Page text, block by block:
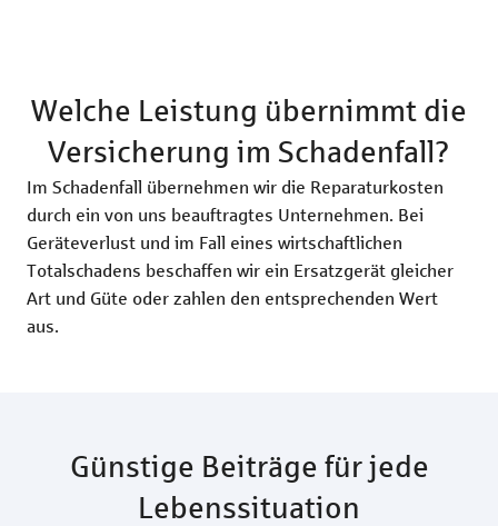
Welche Leistung übernimmt die
Versicherung im Schadenfall?
Im Schadenfall übernehmen wir die Reparaturkosten
durch ein von uns beauftragtes Unternehmen. Bei
Geräteverlust und im Fall eines wirtschaftlichen
Totalschadens beschaffen wir ein Ersatzgerät gleicher
Art und Güte oder zahlen den entsprechenden Wert
aus.
Günstige Beiträge für jede
Lebenssituation